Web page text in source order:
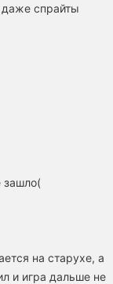
спрайты
зашло(
на старухе, а
и игра дальше не